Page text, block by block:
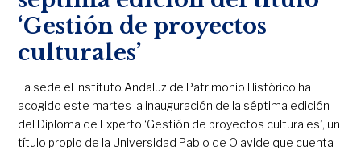
‘Gestión de proyectos
culturales’
La sede el Instituto Andaluz de Patrimonio Histórico ha
acogido este martes la inauguración de la séptima edición
del Diploma de Experto ‘Gestión de proyectos culturales’, un
título propio de la Universidad Pablo de Olavide que cuenta